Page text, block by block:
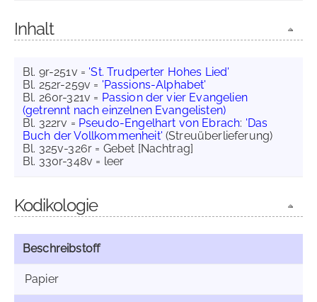
Inhalt
Bl. 9r-251v = 'St. Trudperter Hohes Lied'
Bl. 252r-259v = 'Passions-Alphabet'
Bl. 260r-321v = Passion der vier Evangelien
(getrennt nach einzelnen Evangelisten)
Bl. 322rv = Pseudo-Engelhart von Ebrach: 'Das
Buch der Vollkommenheit' (Streuüberlieferung)
Bl. 325v-326r = Gebet [Nachtrag]
Bl. 330r-348v = leer
Kodikologie
Beschreibstoff
Papier